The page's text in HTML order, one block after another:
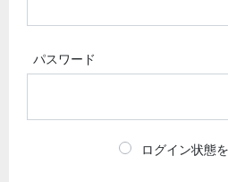
パスワード
ログイン状態